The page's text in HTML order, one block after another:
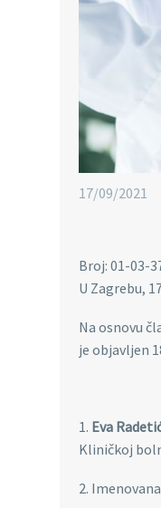
17/09/2021
Broj: 01-03-
U Zagrebu,
Na osnovu
je objavljen
1. Eva
Kliničkoj
2.